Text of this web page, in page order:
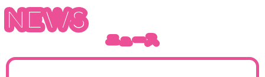
INTRO
STORY
NEWS
ニュース